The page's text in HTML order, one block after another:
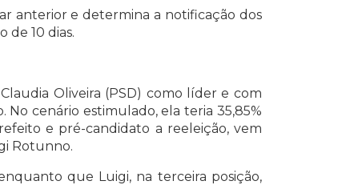
anterior e determina a notificação dos
de 10 dias.
Oliveira (PSD) como líder e com
cenário estimulado, ela teria 35,85%
e pré-candidato a reeleição, vem
Rotunno.
que Luigi, na terceira posição,